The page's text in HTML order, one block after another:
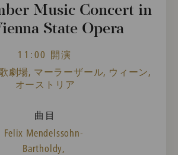
Music Concert in
State Opera
11:00 開演
劇場, マーラーザール, ウィーン,
オーストリア
曲目
Felix Mendelssohn-
Bartholdy,